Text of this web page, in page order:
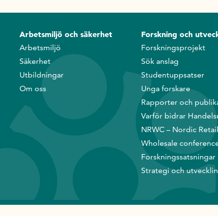
Arbetsmiljö och säkerhet
Arbetsmiljö
Säkerhet
Utbildningar
Om oss
Forskning och
Forskningsprojekt
Sök anslag
Studentuppsatser
Unga forskare
Rapporter och
Varför bidrar
NRWC – Nordic
Wholesale
Forskningssatsningar
Strategi och